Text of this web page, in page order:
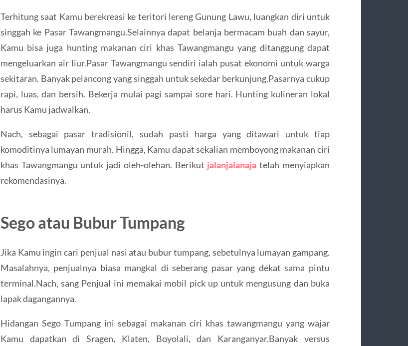
Terhitung saat Kamu berekreasi ke teritori lereng Gunung Lawu, luangkan diri untuk
singgah ke Pasar Tawangmangu.Selainnya dapat belanja bermacam buah dan sayur,
Kamu bisa juga hunting makanan ciri khas Tawangmangu yang ditanggung dapat
mengeluarkan air liur.Pasar Tawangmangu sendiri ialah pusat ekonomi untuk warga
sekitaran. Banyak pelancong yang singgah untuk sekedar berkunjung.Pasarnya cukup
rapi, luas, dan bersih. Bekerja mulai pagi sampai sore hari. Hunting kulineran lokal
harus Kamu jadwalkan.
Nach, sebagai pasar tradisionil, sudah pasti harga yang ditawari untuk tiap
komoditinya lumayan murah. Hingga, Kamu dapat sekalian memboyong makanan ciri
khas Tawangmangu untuk jadi oleh-olehan. Berikut jalanjalanaja telah menyiapkan
rekomendasinya.
Sego atau Bubur Tumpang
Jika Kamu ingin cari penjual nasi atau bubur tumpang, sebetulnya lumayan gampang.
Masalahnya, penjualnya biasa mangkal di seberang pasar yang dekat sama pintu
terminal.Nach, sang Penjual ini memakai mobil pick up untuk mengusung dan buka
lapak dagangannya.
Hidangan Sego Tumpang ini sebagai makanan ciri khas tawangmangu yang wajar
Kamu dapatkan di Sragen, Klaten, Boyolali, dan Karanganyar.Banyak versus